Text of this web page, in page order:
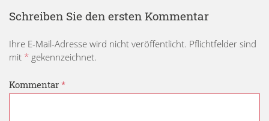
Schreiben Sie den ersten Kommentar
Ihre E-Mail-Adresse wird nicht veröffentlicht. Pflichtfelder sind
mit * gekennzeichnet.
Kommentar *